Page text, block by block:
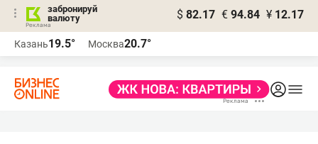
забронируй
валюту
$ 82.17 € 94.84 ¥ 12.17
Казань19.5° Москва20.7°